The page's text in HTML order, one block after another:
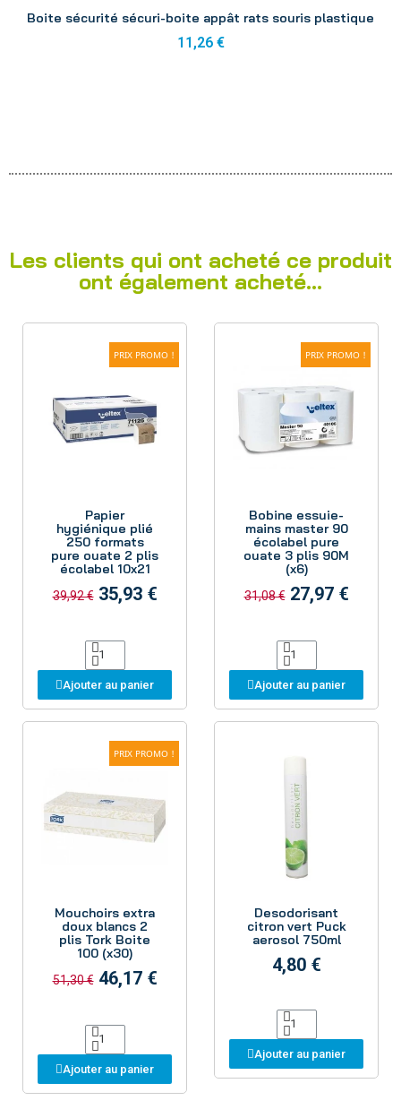
Boite sécurité sécuri-boite appât rats souris plastique
11,26 €
Les clients qui ont acheté ce produit
ont également acheté...
PRIX PROMO !
Papier
hygiénique plié
250 formats
pure ouate 2 plis
écolabel 10x21
39,92 € 35,93 €
Ajouter au panier
PRIX PROMO !
Bobine essuie-
mains master 90
écolabel pure
ouate 3 plis 90M
(x6)
31,08 € 27,97 €
Ajouter au panier
PRIX PROMO !
Mouchoirs extra
doux blancs 2
plis Tork Boite
100 (x30)
51,30 € 46,17 €
Ajouter au panier
Desodorisant
citron vert Puck
aerosol 750ml
4,80 €
Ajouter au panier